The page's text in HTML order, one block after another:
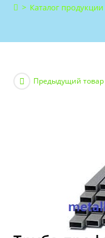
> Каталог продукции
Предыдущий товар